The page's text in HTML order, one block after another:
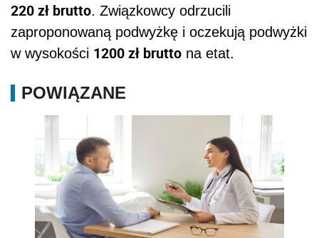
220 zł brutto. Związkowcy odrzucili
zaproponowaną podwyżkę i oczekują podwyżki
w wysokości 1200 zł brutto na etat.
POWIĄZANE